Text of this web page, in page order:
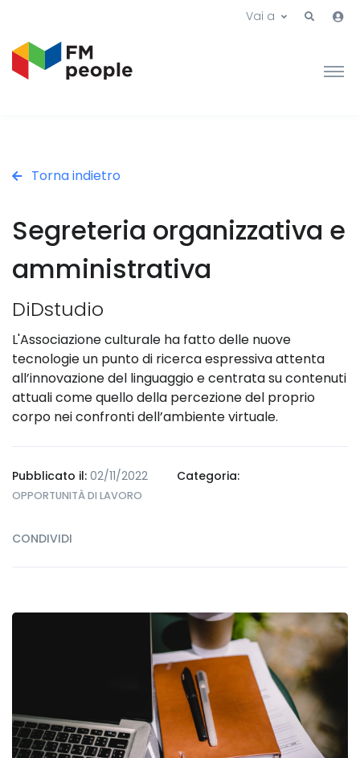
Vai a
Torna indietro
Segreteria organizzativa e
amministrativa
DiDstudio
L'Associazione culturale ha fatto delle nuove
tecnologie un punto di ricerca espressiva attenta
all’innovazione del linguaggio e centrata su contenuti
attuali come quello della percezione del proprio
corpo nei confronti dell’ambiente virtuale.
Pubblicato il: 02/11/2022 Categoria:
OPPORTUNITÀ DI LAVORO
CONDIVIDI